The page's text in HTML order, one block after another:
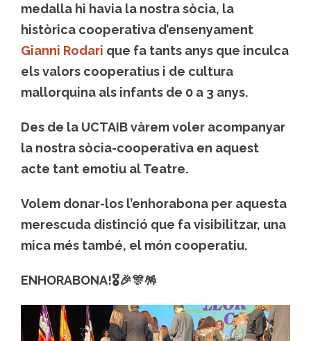
medalla hi havia la nostra sòcia, la
històrica cooperativa d’ensenyament
Gianni Rodari que fa tants anys que inculca
els valors cooperatius i de cultura
mallorquina als infants de 0 a 3 anys.
Des de la UCTAIB vàrem voler acompanyar
la nostra sòcia-cooperativa en aquest
acte tant emotiu al Teatre.
Volem donar-los l’enhorabona per aquesta
merescuda distinció que fa visibilitzar, una
mica més també, el món cooperatiu.
ENHORABONA!🎖️🎉🎊🪅